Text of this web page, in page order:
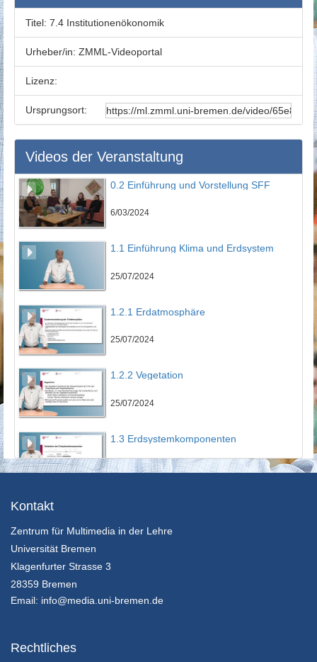
Titel: 7.4 Institutionenökonomik
Urheber/in: ZMML-Videoportal
Lizenz:
Ursprungsort:
Videos der Veranstaltung
0.2 Einführung und Vorstellung SFF
6/03/2024
1.1 Einführung Klima und Erdsystem
25/07/2024
1.2.1 Erdatmosphäre
25/07/2024
1.2.2 Vegetation
25/07/2024
1.3 Erdsystemkomponenten
25/07/2024
25/07/2024
Kontakt
Zentrum für Multimedia in der Lehre
Universität Bremen
Klagenfurter Strasse 3
28359 Bremen
Email: info@media.uni-bremen.de
Rechtliches